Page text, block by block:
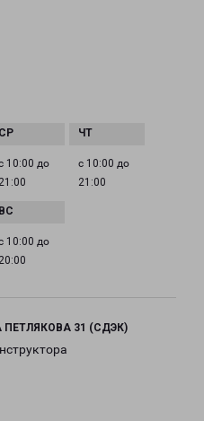
10:00 до
21:00
с 10:00 до
21:00
10:00 до
20:00
31 (СДЭК)